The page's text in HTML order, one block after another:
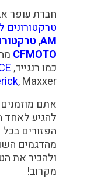
חברת עופר
טרקטורונים
AM
,
CFMOTO
כמורנגייד,
,Maxxer
אתם
להגיע לאחד
הפזורים
מהדגמים
ולהכיר את
מקרוב!